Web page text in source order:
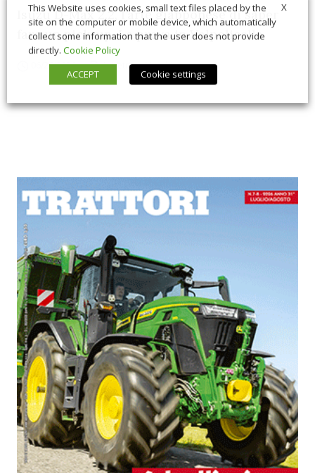
Isuzu D-Max 2.2, l’arte giapponese di saper
fare un pick-up. La prova in Valpolicella
06/26/2026 In Vetrina,Macchine
X
This Website uses cookies, small text files placed by the
site on the computer or mobile device, which automatically
collect some information that the user does not provide
directly. Cookie Policy
ACCEPT
Cookie settings